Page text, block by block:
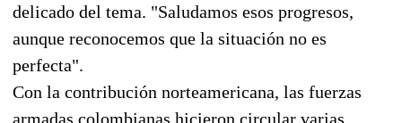
delicado del tema. "Saludamos esos progresos,
aunque reconocemos que la situación no es
perfecta".
Con la contribución norteamericana, las fuerzas
armadas colombianas hicieron circular varias